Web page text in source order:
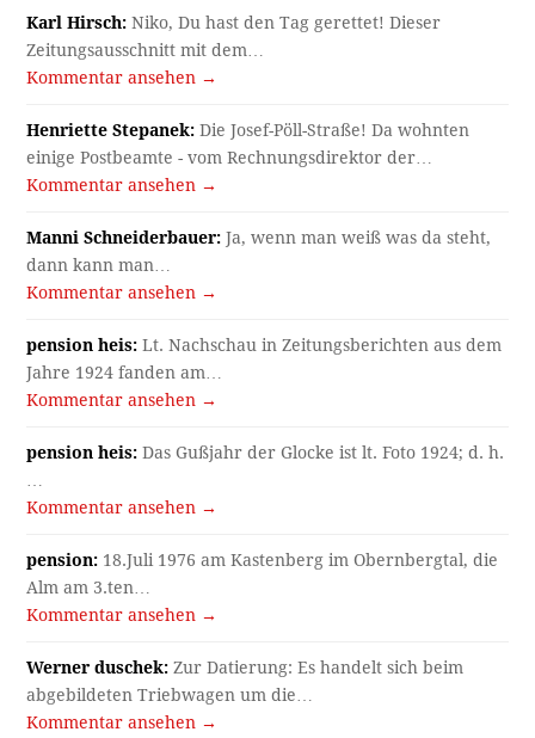
Karl Hirsch: Niko, Du hast den Tag gerettet! Dieser
Zeitungsausschnitt mit dem…
Kommentar ansehen →
Henriette Stepanek: Die Josef-Pöll-Straße! Da wohnten
einige Postbeamte - vom Rechnungsdirektor der…
Kommentar ansehen →
Manni Schneiderbauer: Ja, wenn man weiß was da steht,
dann kann man…
Kommentar ansehen →
pension heis: Lt. Nachschau in Zeitungsberichten aus dem
Jahre 1924 fanden am…
Kommentar ansehen →
pension heis: Das Gußjahr der Glocke ist lt. Foto 1924; d. h.
Kommentar ansehen →
pension: 18.Juli 1976 am Kastenberg im Obernbergtal, die
Alm am 3.ten…
Kommentar ansehen →
Werner duschek: Zur Datierung: Es handelt sich beim
abgebildeten Triebwagen um die…
Kommentar ansehen →